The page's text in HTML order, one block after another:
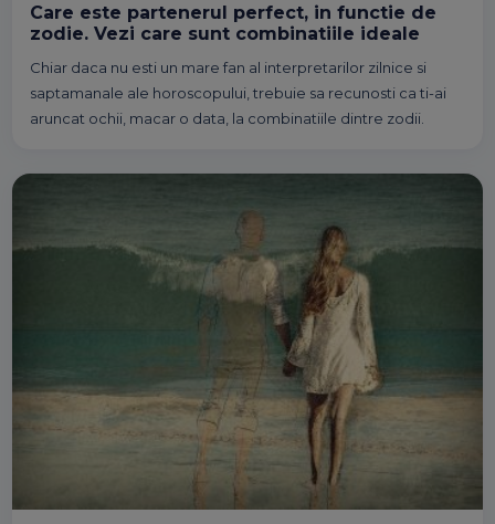
Care este partenerul perfect, in functie de
zodie. Vezi care sunt combinatiile ideale
Chiar daca nu esti un mare fan al interpretarilor zilnice si
saptamanale ale horoscopului, trebuie sa recunosti ca ti-ai
aruncat ochii, macar o data, la combinatiile dintre zodii.